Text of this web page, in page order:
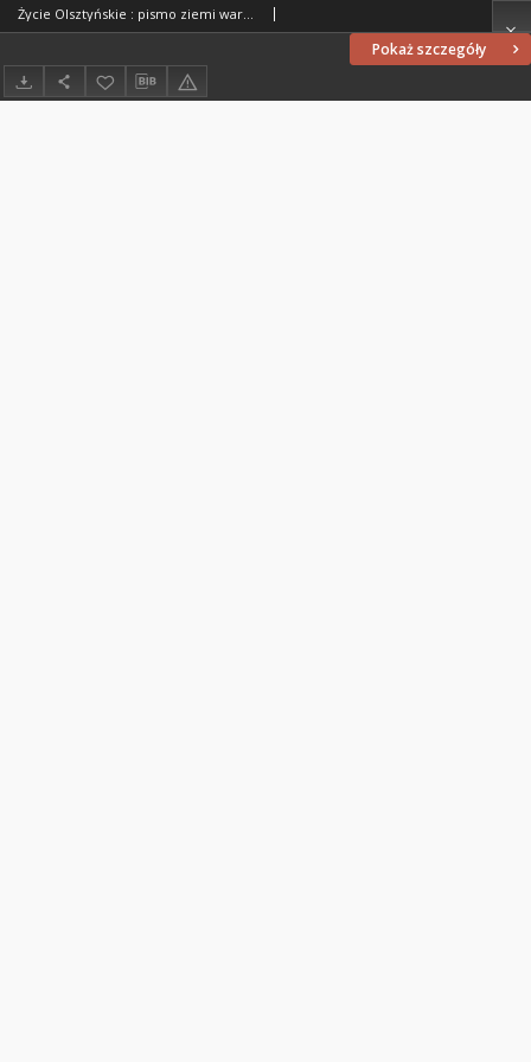
Pokaż szczegóły
Życie Olsztyńskie : pismo ziemi warmińsko-mazurskiej, 1954, nr 270